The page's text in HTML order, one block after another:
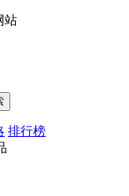
站
排行榜